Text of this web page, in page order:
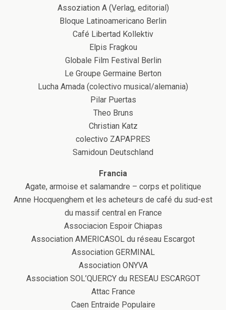
Assoziation A (Verlag, editorial)
Bloque Latinoamericano Berlin
Café Libertad Kollektiv
Elpis Fragkou
Globale Film Festival Berlin
Le Groupe Germaine Berton
Lucha Amada (colectivo musical/alemania)
Pilar Puertas
Theo Bruns
Christian Katz
colectivo ZAPAPRES
Samidoun Deutschland
Francia
Agate, armoise et salamandre – corps et politique
Anne Hocquenghem et les acheteurs de café du sud-est
du massif central en France
Associacion Espoir Chiapas
Association AMERICASOL du réseau Escargot
Association GERMINAL
Association ONYVA
Association SOL’QUERCY du RESEAU ESCARGOT
Attac France
Caen Entraide Populaire